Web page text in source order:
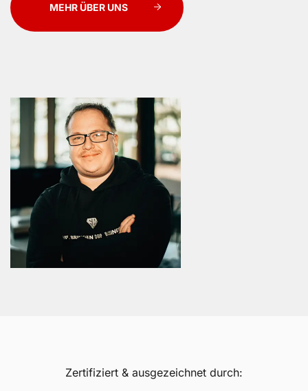
MEHR ÜBER UNS
Zertifiziert & ausgezeichnet durch: